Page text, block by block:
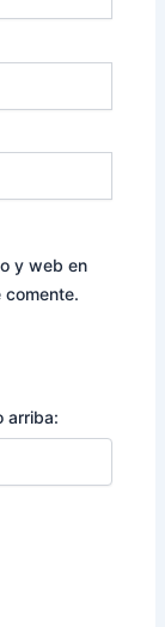
y web en
arriba: